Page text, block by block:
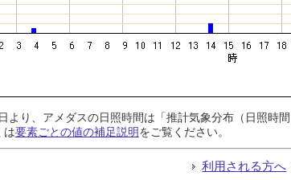
より、アメダスの日照時間は「推計気象分布（日照時
は要素ごとの値の補足説明をご覧ください。
利用される方へ